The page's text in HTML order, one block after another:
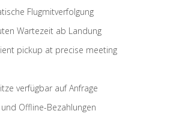
Flugmitverfolgung
Wartezeit ab Landung
pickup at precise meeting
verfügbar auf Anfrage
Offline-Bezahlungen